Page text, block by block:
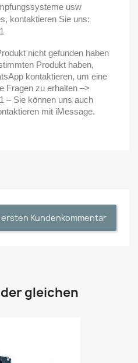
usw
kontaktieren Sie uns:
nicht gefunden haben
Produkt haben,
kontaktieren, um eine
Fragen zu erhalten –>
– Sie können uns auch
mit iMessage.
Kundenkommentar
gleichen